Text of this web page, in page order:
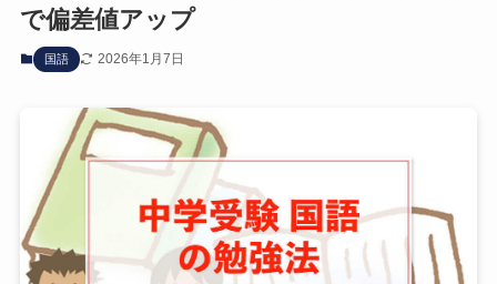
で偏差値アップ
国語 2026年1月7日